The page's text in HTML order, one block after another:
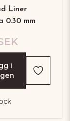
Liner
0.30 mm
i